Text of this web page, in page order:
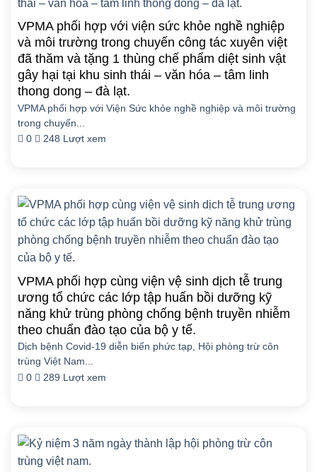
VPMA phối hợp với viện sức khỏe nghề nghiệp
và môi trường trong chuyến công tác xuyên việt
đã thăm và tặng 1 thùng chế phẩm diệt sinh vật
gây hại tại khu sinh thái – văn hóa – tâm linh
thong dong – đà lạt.
VPMA phối hợp với Viện Sức khỏe nghề nghiệp và môi trường
trong chuyến...
0
248 Lượt xem
VPMA phối hợp cùng viện vệ sinh dịch tễ trung
ương tổ chức các lớp tập huấn bồi dưỡng kỹ
năng khử trùng phòng chống bệnh truyền nhiễm
theo chuẩn đào tạo của bộ y tế.
Dịch bệnh Covid-19 diễn biến phức tạp, Hội phòng trừ côn
trùng Việt Nam...
0
289 Lượt xem